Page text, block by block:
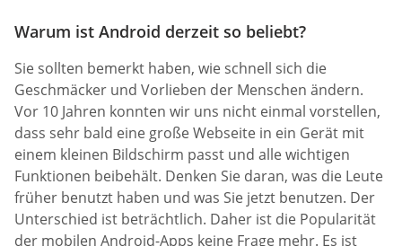
Warum ist Android derzeit so beliebt?
Sie sollten bemerkt haben, wie schnell sich die
Geschmäcker und Vorlieben der Menschen ändern.
Vor 10 Jahren konnten wir uns nicht einmal vorstellen,
dass sehr bald eine große Webseite in ein Gerät mit
einem kleinen Bildschirm passt und alle wichtigen
Funktionen beibehält. Denken Sie daran, was die Leute
früher benutzt haben und was Sie jetzt benutzen. Der
Unterschied ist beträchtlich. Daher ist die Popularität
der mobilen Android-Apps keine Frage mehr. Es ist